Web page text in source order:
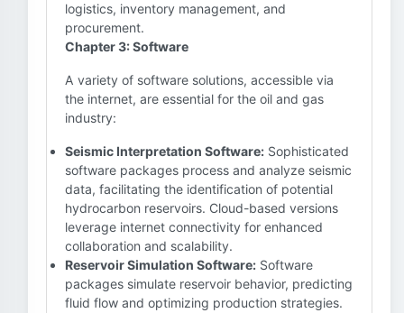
logistics, inventory management, and
procurement.
Chapter 3: Software
A variety of software solutions, accessible via
the internet, are essential for the oil and gas
industry:
Seismic Interpretation Software: Sophisticated
software packages process and analyze seismic
data, facilitating the identification of potential
hydrocarbon reservoirs. Cloud-based versions
leverage internet connectivity for enhanced
collaboration and scalability.
Reservoir Simulation Software: Software
packages simulate reservoir behavior, predicting
fluid flow and optimizing production strategies.